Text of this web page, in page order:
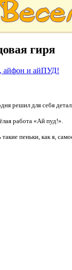
гиря
айфон и айПУД!
решил для себя
работа «Ай пуд!».
пеньки, как я,